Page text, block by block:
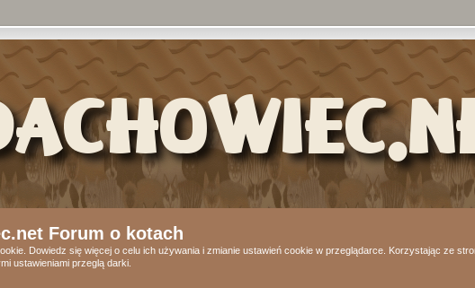
Forum o kotach
Dowiedz się więcej o celu ich używania i zmianie ustawień cookie w przeglądarce. Korzystając ze
ustawieniami przeglą darki.